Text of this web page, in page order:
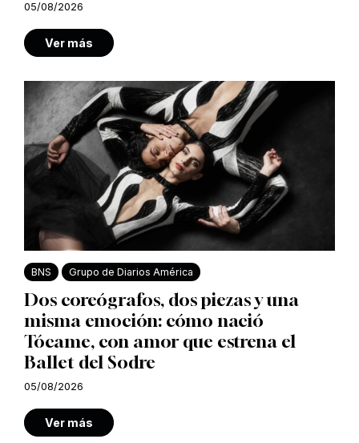
05/08/2026
Ver más
BNS Grupo de Diarios América
Dos coreógrafos, dos piezas y una
misma emoción: cómo nació
Tócame, con amor que estrena el
Ballet del Sodre
05/08/2026
Ver más